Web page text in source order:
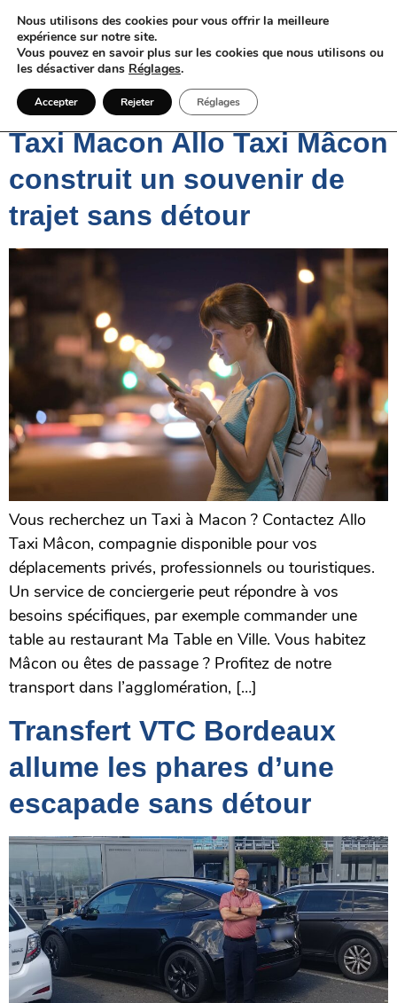
Catégorie :Transport
Taxi Macon Allo Taxi Mâcon
construit un souvenir de
trajet sans détour
Vous recherchez un Taxi à Macon ? Contactez Allo
Taxi Mâcon, compagnie disponible pour vos
déplacements privés, professionnels ou touristiques.
Un service de conciergerie peut répondre à vos
besoins spécifiques, par exemple commander une
table au restaurant Ma Table en Ville. Vous habitez
Mâcon ou êtes de passage ? Profitez de notre
transport dans l’agglomération, […]
Transfert VTC Bordeaux
allume les phares d’une
escapade sans détour
Nous utilisons des cookies pour vous offrir la meilleure
expérience sur notre site.
Vous pouvez en savoir plus sur les cookies que nous utilisons ou
les désactiver dans Réglages.
Accepter Rejeter Réglages